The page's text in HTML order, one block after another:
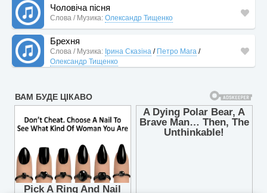
Чоловіча пісня
Слова / Музика: Олександр Тищенко
Брехня
Слова / Музика: Ірина Сказіна / Петро Мага /
Олександр Тищенко